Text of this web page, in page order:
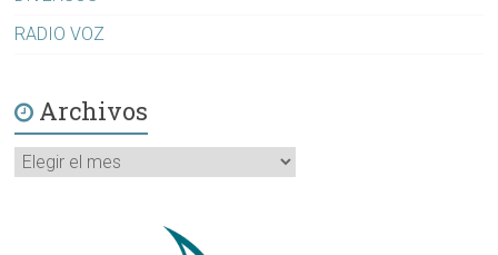
RADIO VOZ
Archivos
Archivos